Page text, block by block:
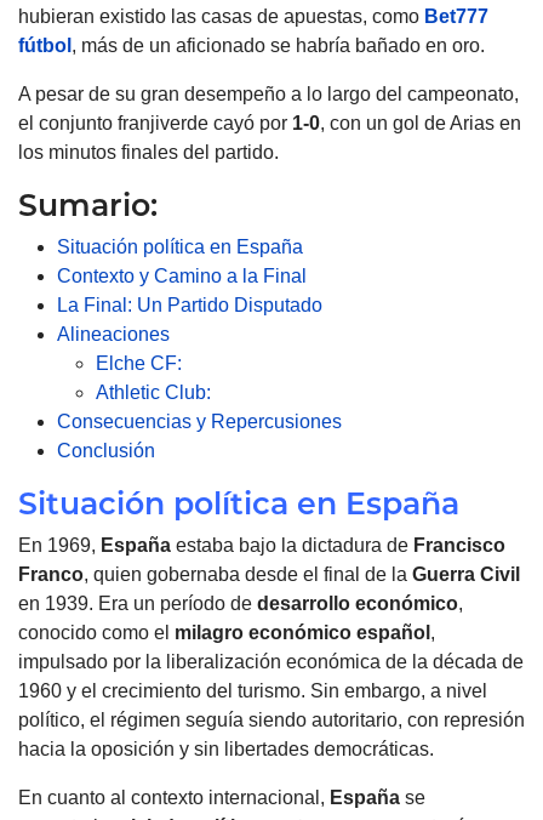
hubieran existido las casas de apuestas, como Bet777
fútbol , más de un aficionado se habría bañado en oro.
A pesar de su gran desempeño a lo largo del campeonato,
el conjunto franjiverde cayó por 1-0, con un gol de Arias en
los minutos finales del partido.
Sumario:
Situación política en España
Contexto y Camino a la Final
La Final: Un Partido Disputado
Alineaciones
Elche CF:
Athletic Club:
Consecuencias y Repercusiones
Conclusión
Situación política en España
En 1969, España estaba bajo la dictadura de Francisco
Franco, quien gobernaba desde el final de la Guerra Civil
en 1939. Era un período de desarrollo económico,
conocido como el milagro económico español ,
impulsado por la liberalización económica de la década de
1960 y el crecimiento del turismo. Sin embargo, a nivel
político, el régimen seguía siendo autoritario, con represión
hacia la oposición y sin libertades democráticas.
En cuanto al contexto internacional, España se